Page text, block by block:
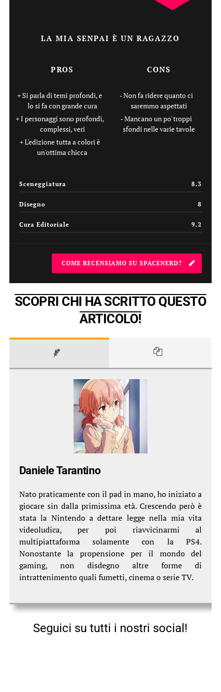
LA MIA SENPAI È UN RAGAZZO
Sceneggiatura 8.3
Disegno 8
Cura Editoriale 9.2
PROS
Si parla di temi profondi, e
lo si fa con grande cura
I personaggi sono profondi,
complessi, veri
L'edizione tutta a colori è
un'ottima chicca
CONS
Non fa ridere quanto ci
saremmo aspettati
Mancano un po' troppi
sfondi nelle varie tavole
COME RECENSIAMO SU SPACENERD?
SCOPRI CHI HA SCRITTO QUESTO
ARTICOLO!
Daniele Tarantino
Nato praticamente con il pad in mano, ho iniziato a
giocare sin dalla primissima età. Crescendo però è
stata la Nintendo a dettare legge nella mia vita
videoludica, per poi riavvicinarmi al
multipiattaforma solamente con la PS4.
Nonostante la propensione per il mondo del
gaming, non disdegno altre forme di
intrattenimento quali fumetti, cinema o serie TV.
Seguici su tutti i nostri social!